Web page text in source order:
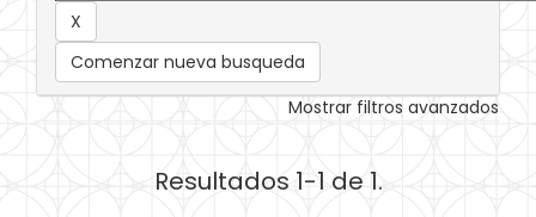
Comenzar nueva busqueda
Mostrar filtros avanzados
Resultados 1-1 de 1.